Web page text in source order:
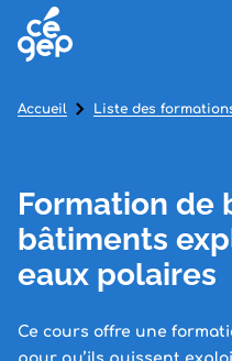
Formation de
bâtiments
eaux polaires
Ce cours offre une
Accueil Liste des